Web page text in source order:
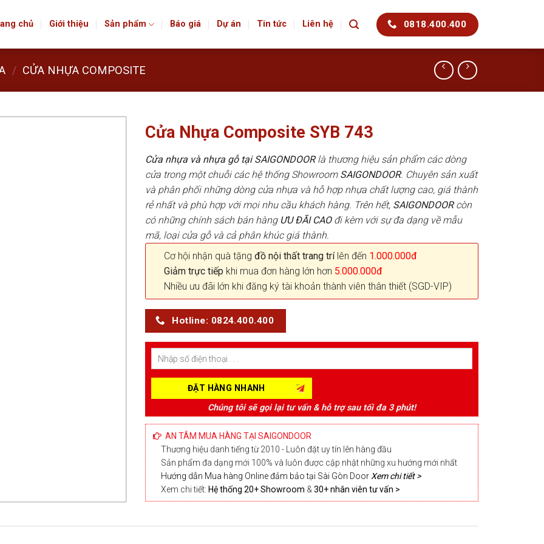
chủ Giới thiệu Sản phẩm Báo giá Dự án Tin tức Liên hệ 0818.400.400
/ CỬA NHỰA COMPOSITE
Cửa Nhựa Composite SYB 743
Cửa nhựa và nhựa gỗ tại SAIGONDOORlà thương hiệu sản phẩm các dòng
cửa trong một chuỗi các hệ thống Showroom SAIGONDOOR. Chuyên sản xuất
và phân phối những dòng cửa nhựa và hỗ hợp nhựa chất lượng cao, giá thành
rẻ nhất và phù hợp với mọi nhu cầu khách hàng. Trên hết, SAIGONDOORcòn
có những chính sách bán hàng ƯU ĐÃI CAO đi kèm với sự đa dạng về mẫu
mã, loại cửa gỗ và cả phân khúc giá thành.
Cơ hội nhận quà tặng đồ nội thất trang trílên đến 1.000.000đ
Giảm trực tiếp khi mua đơn hàng lớn hơn 5.000.000đ
Nhiều ưu đãi lớn khi đăng ký tài khoản thành viên thân thiết (SGD-VIP)
Hotline: 0824.400.400
Chúng tôi sẽ gọi lại tư vấn & hỗ trợ sau tối đa 3 phút!
AN TÂM MUA HÀNG TẠI SAIGONDOOR
Thương hiệu danh tiếng từ 2010 - Luôn đặt uy tín lên hàng đầu
Sản phẩm đa dạng mới 100% và luôn được cập nhật những xu hướng mới nhất
Hướng dẫn Mua hàng Online đảm bảo tại Sài Gòn Door Xem chi tiết >
Xem chi tiết: Hệ thống 20+ Showroom & 30+ nhân viên tư vấn >